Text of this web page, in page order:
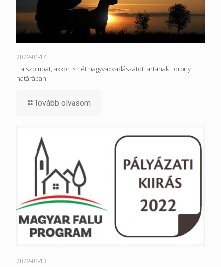
2022-01-14
Ha szombat, akkor ismét nagyvadvadászatot tartanak Torony
határában
Tovább olvasom
2022-01-13